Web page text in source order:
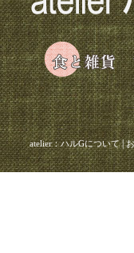
atelier：ハルGについて|